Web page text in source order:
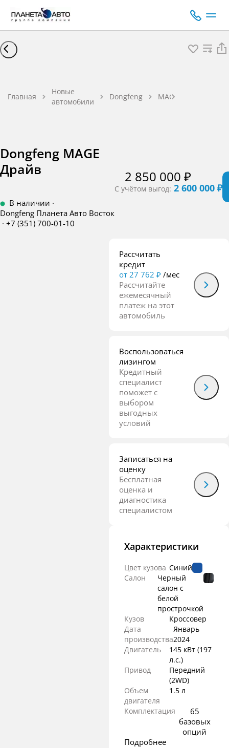
Главная
Новые
автомобили
Dongfeng MAGE
Dongfeng MAGE
Драйв
В наличии ·
Dongfeng Планета Авто Восток
· +7 (351) 700-01-10
2 850 000 ₽
С учётом выгод: 2 600 000 ₽
Рассчитать
кредит
от 27 762 ₽ /мес
Рассчитайте
ежемесячный
платеж на этот
автомобиль
Воспользоваться
лизингом
Кредитный
специалист
поможет с
выбором
выгодных
условий
Записаться на
оценку
Бесплатная
оценка и
диагностика
специалистом
Характеристики
Цвет кузова Синий
Салон
Черный
салон с
белой
прострочкой
Кузов
Кроссовер
Дата
производства
Январь
2024
Двигатель
145 кВт(197
л.с.)
Привод
Передний
(2WD)
Объем
двигателя
1.5 л
Комплектация
65
базовых
опций
Подробнее